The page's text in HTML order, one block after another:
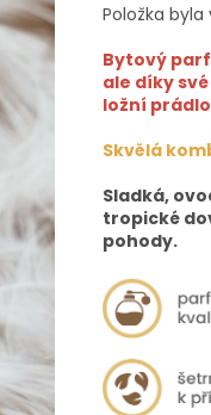
Položka
Bytový
ale díky
ložní
Skvělá
Sladká,
tropické
pohody.